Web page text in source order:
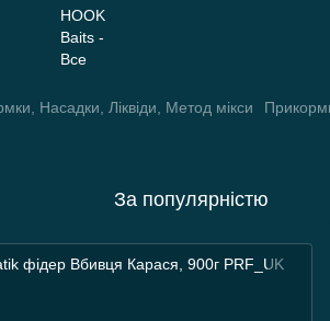
Насадки, Ліквіди, Метод мікси
За популярністю